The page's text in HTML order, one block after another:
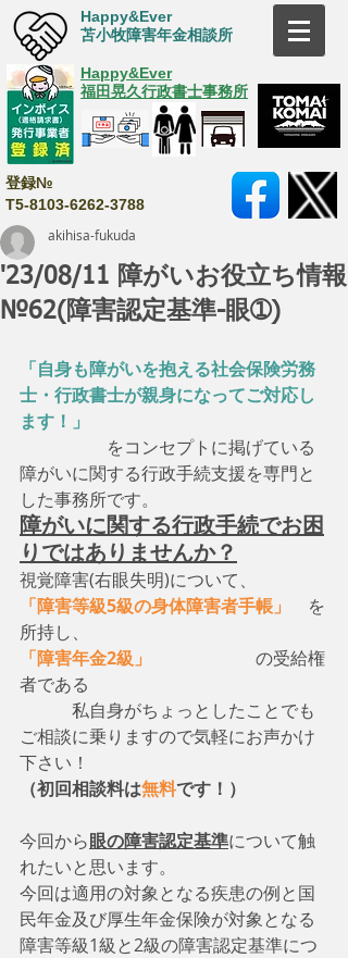
Happy&Ever
苫小牧障害年金相談所
Happy&Ever
福田晃久行政書士事務所
登録№
T5-8103-6262-3788
'23/08/11 障がいお役立ち情報
№62(障害認定基準-眼➀)
akihisa-fukuda
「自身も障がいを抱える社会保険労務
士・行政書士が親身になってご対応し
ます！」
をコンセプトに掲げている
障がいに関する行政手続支援を専門と
した事務所です。
障がいに関する行政手続でお困
りではありませんか？
視覚障害(右眼失明)について、
「障害等級5級の身体障害者手帳」
を
所持し、
「障害年金2級」
の受給権
者である
私自身がちょっとしたことでも
ご相談に乗りますので気軽にお声かけ
下さい！
（初回相談料は無料です！）
今回から眼の障害認定基準について触
れたいと思います。
今回は適用の対象となる疾患の例と国
民年金及び厚生年金保険が対象となる
障害等級1級と2級の障害認定基準につ